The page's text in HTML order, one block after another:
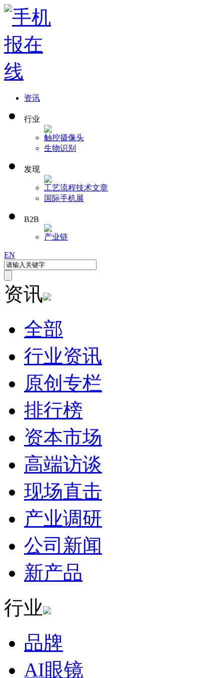
资讯
行业
触控摄像头
生物识别
发现
工艺流程技术文章
国际手机展
B2B
产业链
EN
资讯
全部
行业资讯
原创专栏
排行榜
资本市场
高端访谈
现场直击
产业调研
公司新闻
新产品
行业
品牌
AI眼镜